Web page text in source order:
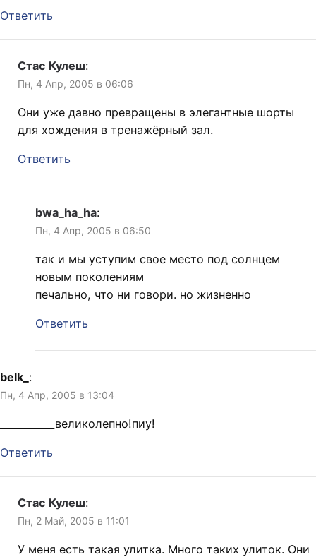
Ответить
Стас Кулеш:
Пн, 4 Апр, 2005 в 06:06
Они уже давно превращены в элегантные шорты
для хождения в тренажёрный зал.
Ответить
bwa_ha_ha:
Пн, 4 Апр, 2005 в 06:50
так и мы уступим свое место под солнцем
новым поколениям
печально, что ни говори. но жизненно
Ответить
belk_ :
Пн, 4 Апр, 2005 в 13:04
___________великолепно!пиу!
Ответить
Стас Кулеш:
Пн, 2 Май, 2005 в 11:01
У меня есть такая улитка. Много таких улиток. Они